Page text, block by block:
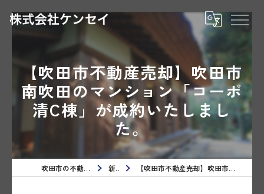
【吹田市不動産売却】吹田市
南吹田のマンション「コーポ
清C棟」が成約いたしまし
た。
吹田市の不動産売却なら株式会社ケンセイ 新着情報 【吹田市不動産売却】吹田市南吹田のマンション「コーポ清C棟」が成約いたしました。